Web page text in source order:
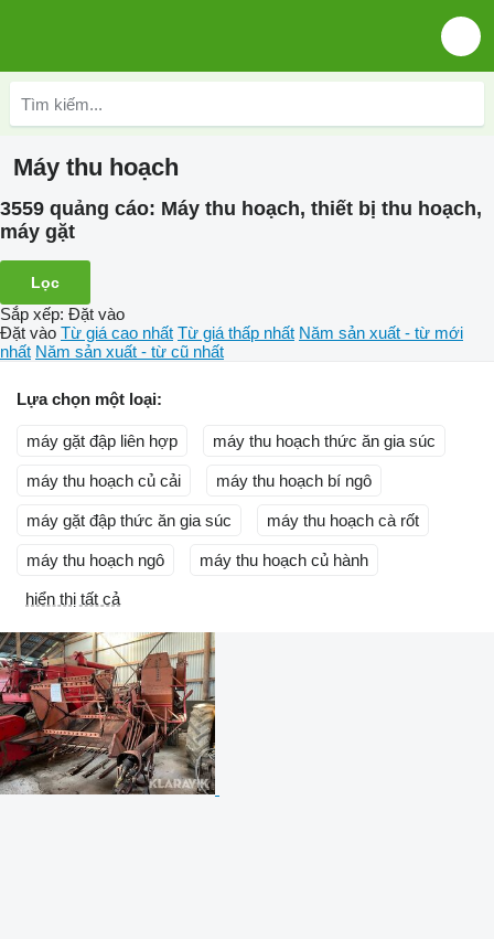
Máy thu hoạch
3559 quảng cáo: Máy thu hoạch, thiết bị thu hoạch,
máy gặt
Lọc
Sắp xếp: Đặt vào
Đặt vào Từ giá cao nhất Từ giá thấp nhất Năm sản xuất - từ mới
nhất Năm sản xuất - từ cũ nhất
Lựa chọn một loại:
máy gặt đập liên hợp máy thu hoạch thức ăn gia súc
máy thu hoạch củ cải máy thu hoạch bí ngô
máy gặt đập thức ăn gia súc máy thu hoạch cà rốt
máy thu hoạch ngô máy thu hoạch củ hành
hiển thị tất cả